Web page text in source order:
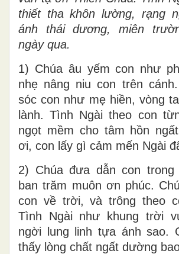
thiết tha khôn lường, rạng
ánh thái dương, miên
ngày qua.
1) Chúa âu yếm con như
nhẹ nâng niu con trên
sóc con như mẹ hiền, vòng
lành. Tình Ngài theo con
ngọt mềm cho tâm hồn
ơi, con lấy gì cảm mến Ngài
2) Chúa đưa dẫn con
ban trăm muôn ơn phúc.
con về trời, và trông theo
Tình Ngài như khung trời
ngời lung linh tựa ánh sao.
thấy lòng chất ngất dường